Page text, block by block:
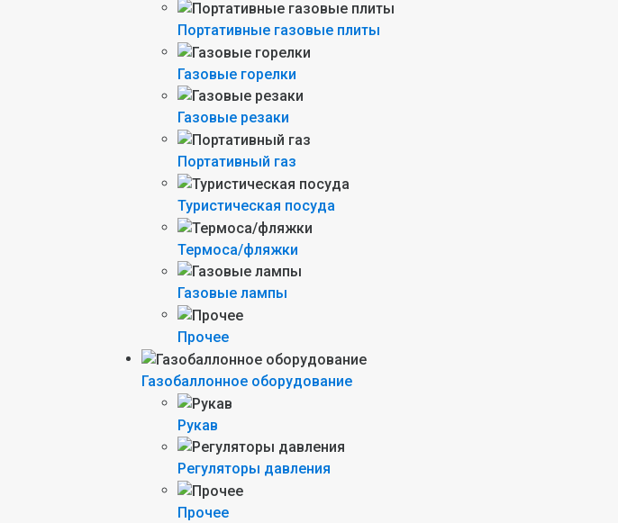
Портативные газовые плиты
Газовые горелки
Газовые резаки
Портативный газ
Туристическая посуда
Термоса/фляжки
Газовые лампы
Прочее
Газобаллонное оборудование
Рукав
Регуляторы давления
Прочее